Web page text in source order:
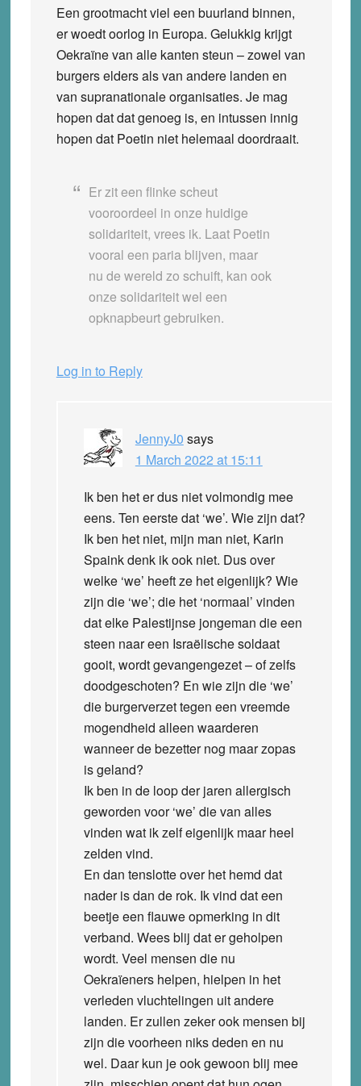
Een grootmacht viel een buurland binnen,
er woedt oorlog in Europa. Gelukkig krijgt
Oekraïne van alle kanten steun – zowel van
burgers elders als van andere landen en
van supranationale organisaties. Je mag
hopen dat dat genoeg is, en intussen innig
hopen dat Poetin niet helemaal doordraait.
Er zit een flinke scheut
vooroordeel in onze huidige
solidariteit, vrees ik. Laat Poetin
vooral een paria blijven, maar
nu de wereld zo schuift, kan ook
onze solidariteit wel een
opknapbeurt gebruiken.
Log in to Reply
JennyJ0 says
1 March 2022 at 15:11
Ik ben het er dus niet volmondig mee
eens. Ten eerste dat ‘we’. Wie zijn dat?
Ik ben het niet, mijn man niet, Karin
Spaink denk ik ook niet. Dus over
welke ‘we’ heeft ze het eigenlijk? Wie
zijn die ‘we’; die het ‘normaal’ vinden
dat elke Palestijnse jongeman die een
steen naar een Israëlische soldaat
gooit, wordt gevangengezet – of zelfs
doodgeschoten? En wie zijn die ‘we’
die burgerverzet tegen een vreemde
mogendheid alleen waarderen
wanneer de bezetter nog maar zopas
is geland?
Ik ben in de loop der jaren allergisch
geworden voor ‘we’ die van alles
vinden wat ik zelf eigenlijk maar heel
zelden vind.
En dan tenslotte over het hemd dat
nader is dan de rok. Ik vind dat een
beetje een flauwe opmerking in dit
verband. Wees blij dat er geholpen
wordt. Veel mensen die nu
Oekraïeners helpen, hielpen in het
verleden vluchtelingen uit andere
landen. Er zullen zeker ook mensen bij
zijn die voorheen niks deden en nu
wel. Daar kun je ook gewoon blij mee